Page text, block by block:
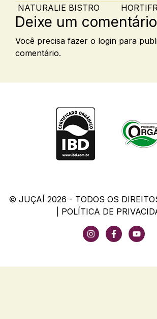
Post navigation
NATURALIE BISTRO
Deixe um comentário
Você precisa fazer o login para
comentário.
© JUÇAÍ 2026 - TODOS OS
POLÍTICA DE